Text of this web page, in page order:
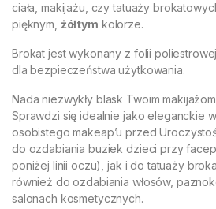
ciała, makijażu, czy tatuaży
pięknym, żółtym kolorze.
Brokat jest wykonany z folii
dla bezpieczeństwa użytkowania.
Nada niezwykły blask Twoim
Sprawdzi się idealnie jako eleganckie
osobistego makeap’u przed
do ozdabiania buziek dzieci przy
poniżej linii oczu), jak i do tatuaży
również do ozdabiania włosów,
salonach kosmetycznych.